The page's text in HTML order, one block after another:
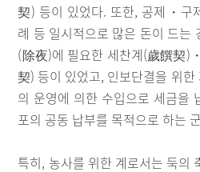
契) 등이 있었다. 또한, 공제・구
례 등 일시적으로 많은 돈이 드는
(除夜)에 필요한 세찬계(歲饌契)
契) 등이 있었고, 인보단결을 위
의 운영에 의한 수입으로 세금을
포의 공동 납부를 목적으로 하는
특히, 농사를 위한 계로서는 둑의